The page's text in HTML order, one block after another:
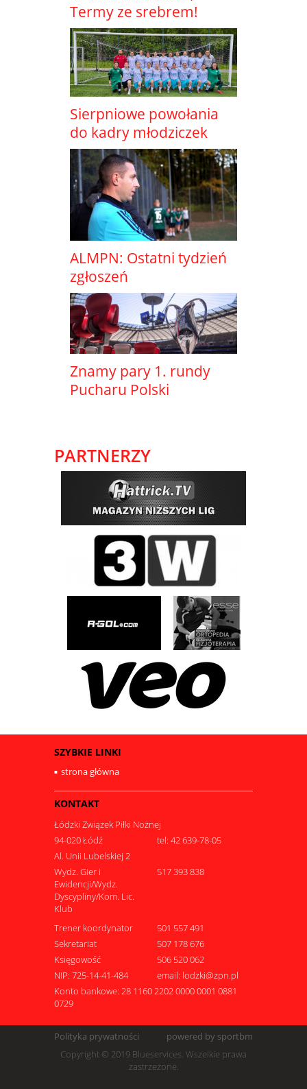
Termy ze srebrem!
Sierpniowe powołania
do kadry młodziczek
ALMPN: Ostatni tydzień
zgłoszeń
Znamy pary 1. rundy
Pucharu Polski
PARTNERZY
SZYBKIE LINKI
strona główna
KONTAKT
Łódzki Związek Piłki Nożnej
94-020 Łódź
tel: 42 639-78-05
Al. Unii Lubelskiej 2
Wydz. Gier i
Ewidencji/Wydz.
Dyscypliny/Kom. Lic.
Klub
517 393 838
Trener koordynator
501 557 491
Sekretariat
507 178 676
Księgowość
506 520 062
NIP: 725-14-41-484
email: lodzki@zpn.pl
Konto bankowe: 28 1160 2202 0000 0001 0881
0729
Polityka prywatności
powered by sportbm
Copyright © 2019 Blueservices. Wszelkie prawa
zastrzeżone.